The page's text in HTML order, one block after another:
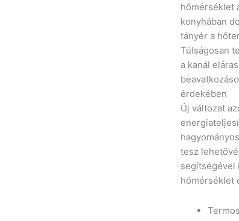
hőmérséklet
konyhában
tányér a
Túlságosan
a kanál
érdekében
Új változat
tesz
segítségével
hőmérséklet